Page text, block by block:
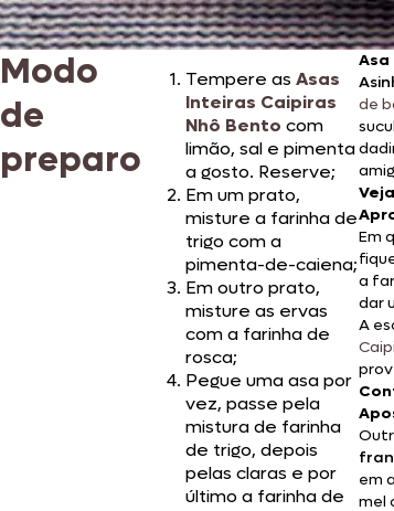
Modo
de
preparo
Tempere as Asas
Inteiras Caipiras
Nhô Bento com
limão, sal e pimenta
a gosto. Reserve;
Em um prato,
misture a farinha de
trigo com a
pimenta-de-caiena;
Em outro prato,
misture as ervas
com a farinha de
rosca;
Pegue uma asa por
vez, passe pela
mistura de farinha
de trigo, depois
pelas claras e por
último a farinha de
de
Em
a
dar
A
em
mel